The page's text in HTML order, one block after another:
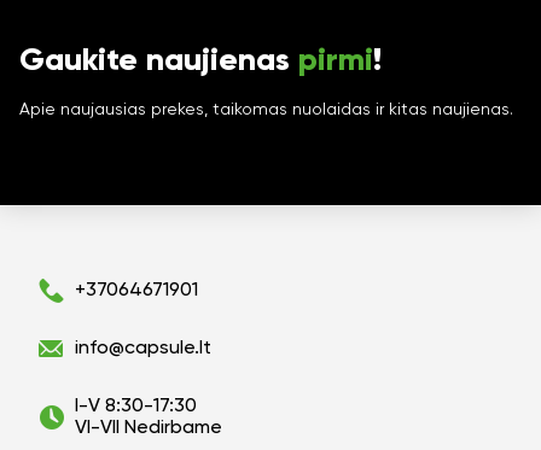
Gaukite naujienas pirmi!
Apie naujausias prekes, taikomas nuolaidas ir kitas naujienas.
+37064671901
info@capsule.lt
I-V 8:30-17:30
VI-VII Nedirbame